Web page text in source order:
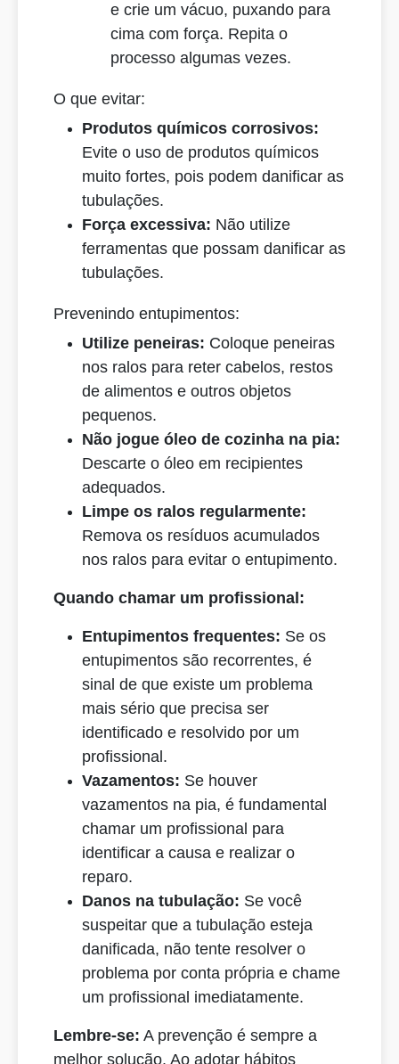
e crie um vácuo, puxando para
cima com força. Repita o
processo algumas vezes.
O que evitar:
Produtos químicos corrosivos:
Evite o uso de produtos químicos
muito fortes, pois podem danificar as
tubulações.
Força excessiva: Não utilize
ferramentas que possam danificar as
tubulações.
Prevenindo entupimentos:
Utilize peneiras: Coloque peneiras
nos ralos para reter cabelos, restos
de alimentos e outros objetos
pequenos.
Não jogue óleo de cozinha na pia:
Descarte o óleo em recipientes
adequados.
Limpe os ralos regularmente:
Remova os resíduos acumulados
nos ralos para evitar o entupimento.
Quando chamar um profissional:
Entupimentos frequentes: Se os
entupimentos são recorrentes, é
sinal de que existe um problema
mais sério que precisa ser
identificado e resolvido por um
profissional.
Vazamentos: Se houver
vazamentos na pia, é fundamental
chamar um profissional para
identificar a causa e realizar o
reparo.
Danos na tubulação: Se você
suspeitar que a tubulação esteja
danificada, não tente resolver o
problema por conta própria e chame
um profissional imediatamente.
Lembre-se: A prevenção é sempre a
melhor solução. Ao adotar hábitos